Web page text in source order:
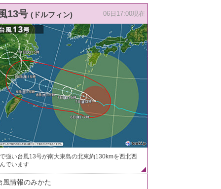
13号 (ドルフィン) 06日17:00現在
強い台風13号が南大東島の北東約130kmを西北西
でいます
風情報のみかた